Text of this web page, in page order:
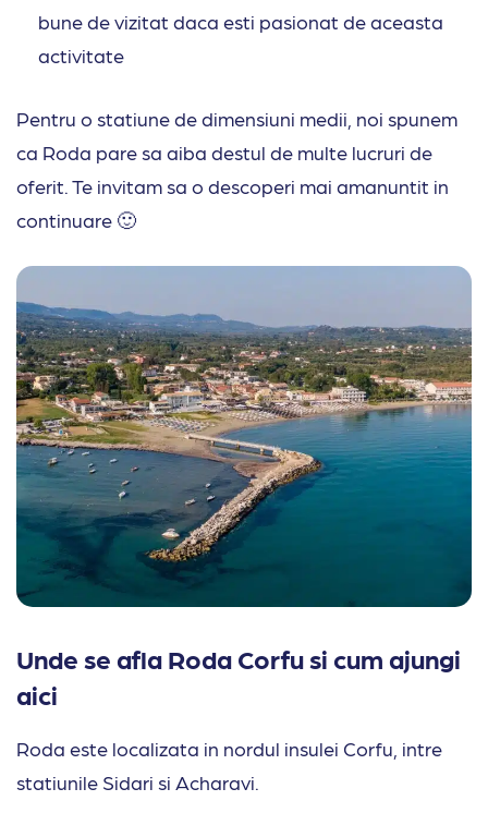
bune de vizitat daca esti pasionat de aceasta
activitate
Pentru o statiune de dimensiuni medii, noi spunem
ca Roda pare sa aiba destul de multe lucruri de
oferit. Te invitam sa o descoperi mai amanuntit in
continuare 🙂
Unde se afla Roda Corfu si cum ajungi
aici
Roda este localizata in nordul insulei Corfu, intre
statiunile Sidari si Acharavi.